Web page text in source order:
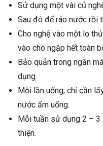
Sử dụng một vài củ
Sau đó để ráo nước rồi
Cho nghệ vào một lọ
vào cho ngập hết toàn
Bảo quản trong ngăn
dụng.
Mỗi lần uống, chỉ cần
nước ấm uống.
Mỗi tuần sử dụng 2 – 3
thiện.